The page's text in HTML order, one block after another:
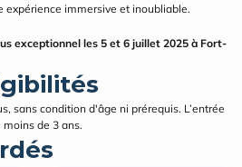
expérience immersive et inoubliable.
exceptionnel les 5 et 6 juillet 2025 à Fort-
sans condition d'âge ni prérequis. L’entrée
de 3 ans.